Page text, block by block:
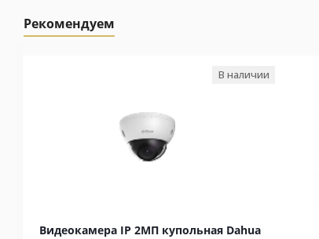
Рекомендуем
Видеокамера IP 2МП купольная Dahua
В наличии